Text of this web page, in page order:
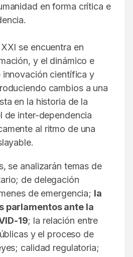
en forma crítica e
se encuentra en
y el dinámico e
científica y
cambios a una
en la historia de la
de inter-dependencia
al ritmo de una
se analizarán temas de
de delegación
de emergencia; la
parlamentos ante la
19; la relación entre
y el proceso de
calidad regulatoria;